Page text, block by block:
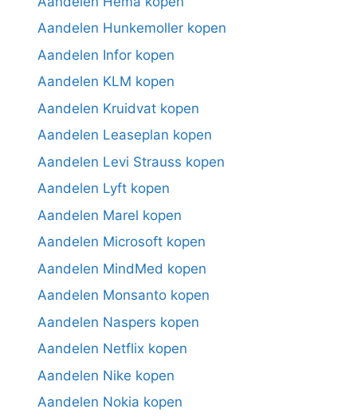
Aandelen Hunkemoller kopen
Aandelen Infor kopen
Aandelen KLM kopen
Aandelen Kruidvat kopen
Aandelen Leaseplan kopen
Aandelen Levi Strauss kopen
Aandelen Lyft kopen
Aandelen Marel kopen
Aandelen Microsoft kopen
Aandelen MindMed kopen
Aandelen Monsanto kopen
Aandelen Naspers kopen
Aandelen Netflix kopen
Aandelen Nike kopen
Aandelen Nokia kopen